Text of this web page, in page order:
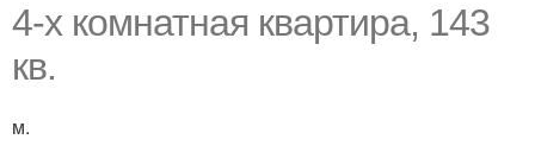
4-х комнатная квартира, 143
кв.
м.